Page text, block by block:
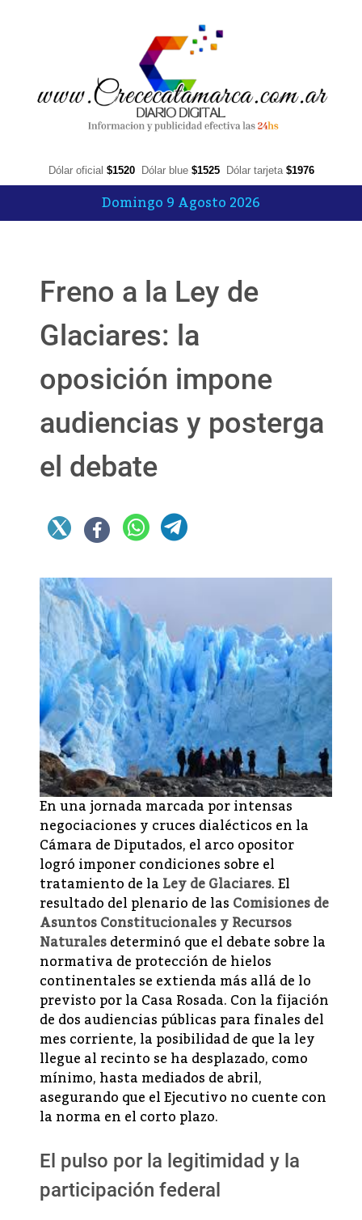
Dólar oficial $1520 Dólar blue $1525 Dólar tarjeta $1976
Domingo 9 Agosto 2026
Freno a la Ley de
Glaciares: la
oposición impone
audiencias y posterga
el debate
En una jornada marcada por intensas
negociaciones y cruces dialécticos en la
Cámara de Diputados, el arco opositor
logró imponer condiciones sobre el
tratamiento de laLey de Glaciares. El
resultado del plenario de lasComisiones de
Asuntos Constitucionales y Recursos
Naturalesdeterminó que el debate sobre la
normativa de protección de hielos
continentales se extienda más allá de lo
previsto por la Casa Rosada. Con la fijación
de dos audiencias públicas para finales del
mes corriente, la posibilidad de que la ley
llegue al recinto se ha desplazado, como
mínimo, hasta mediados de abril,
asegurando que el Ejecutivo no cuente con
la norma en el corto plazo.
El pulso por la legitimidad y la
participación federal